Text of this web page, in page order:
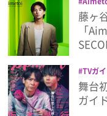
ランキング
Emo!miuとは？
免責事項
メ ビ
美容
藤ヶ
「
TVガ
夫婦
イ・イ
昌行
舞台
ガイ